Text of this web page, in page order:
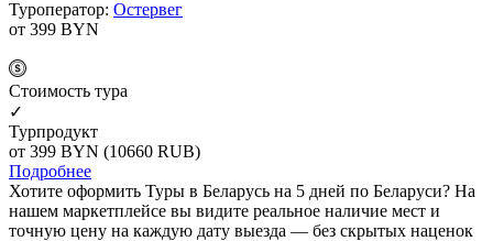
Туроператор: Остервег
от 399 BYN
Cтоимость тура
✓
Турпродукт
от 399 BYN (10660 RUB)
Подробнее
Хотите оформить Туры в Беларусь на 5 дней по Беларуси? На
нашем маркетплейсе вы видите реальное наличие мест и
точную цену на каждую дату выезда — без скрытых наценок